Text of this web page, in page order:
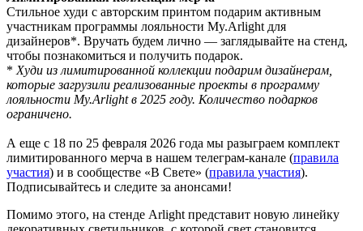
Стильное худи с авторским принтом подарим активным
участникам программы лояльности My.Arlight для
дизайнеров*. Вручать будем лично — заглядывайте на стенд,
чтобы познакомиться и получить подарок.
* Худи из лимитированной коллекции подарим дизайнерам,
которые загрузили реализованные проекты в программу
лояльности My.Arlight в 2025 году. Количество подарков
ограничено.
А еще с 18 по 25 февраля 2026 года мы разыграем комплект
лимитированного мерча в нашем телеграм-канале (правила
участия) и в сообществе «В Свете» (правила участия).
Подписывайтесь и следите за анонсами!
Помимо этого, на стенде Arlight представит новую линейку